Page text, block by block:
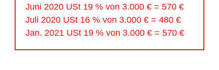
Juni 2020 USt 19 % von 3.000 € = 570 €
Juli 2020 USt 16 % von 3.000 € = 480 €
Jan. 2021 USt 19 % von 3.000 € = 570 €